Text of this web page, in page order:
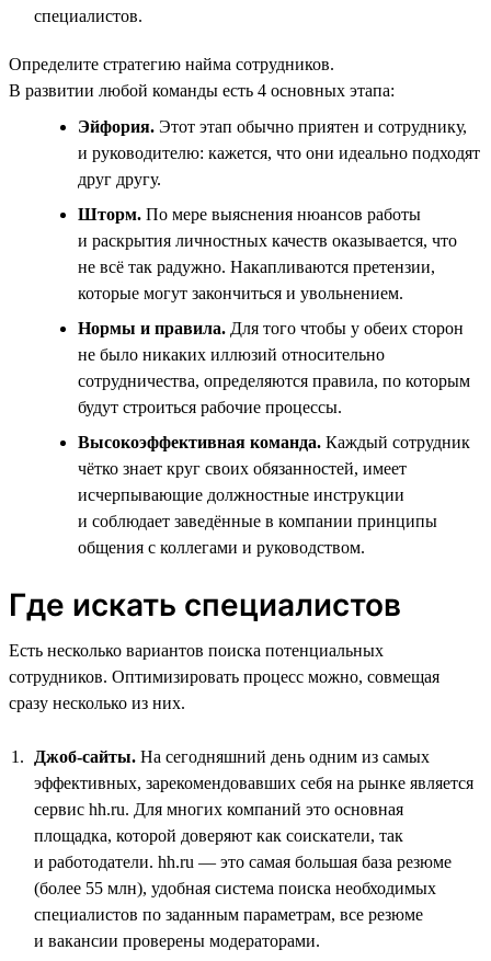
специалистов.
Определите стратегию найма сотрудников.
В развитии любой команды есть 4 основных этапа:
Эйфория. Этот этап обычно приятен и сотруднику,
и руководителю: кажется, что они идеально подходят
друг другу.
Шторм. По мере выяснения нюансов работы
и раскрытия личностных качеств оказывается, что
не всё так радужно. Накапливаются претензии,
которые могут закончиться и увольнением.
Нормы и правила. Для того чтобы у обеих сторон
не было никаких иллюзий относительно
сотрудничества, определяются правила, по которым
будут строиться рабочие процессы.
Высокоэффективная команда. Каждый сотрудник
чётко знает круг своих обязанностей, имеет
исчерпывающие должностные инструкции
и соблюдает заведённые в компании принципы
общения с коллегами и руководством.
Где искать специалистов
Есть несколько вариантов поиска потенциальных
сотрудников. Оптимизировать процесс можно, совмещая
сразу несколько из них.
Джоб-сайты. На сегодняшний день одним из самых
эффективных, зарекомендовавших себя на рынке является
сервис hh.ru. Для многих компаний это основная
площадка, которой доверяют как соискатели, так
и работодатели. hh.ru — это самая большая база резюме
(более 55 млн), удобная система поиска необходимых
специалистов по заданным параметрам, все резюме
и вакансии проверены модераторами.